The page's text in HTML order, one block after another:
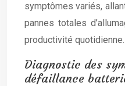
symptômes variés,
pannes totales
productivité quotidienne.
Diagnostic des
défaillance